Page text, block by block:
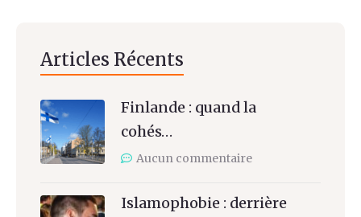
Articles Récents
Finlande : quand la
cohés…
Aucun commentaire
Islamophobie : derrière